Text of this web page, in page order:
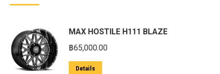
MAX HOSTILE H111 BLAZE
฿65,000.00
Details